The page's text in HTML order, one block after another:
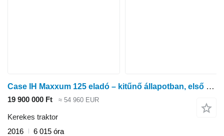
Case IH Maxxum 125 eladó – kitűnő állapotban, első tulajdonostól
19 900 000 Ft ≈ 54 960 EUR
Kerekes traktor
2016
6 015 óra